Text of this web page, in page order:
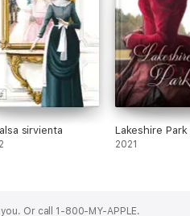
sirvienta Lakeshire Park
2021
Or call 1-800-MY-APPLE.